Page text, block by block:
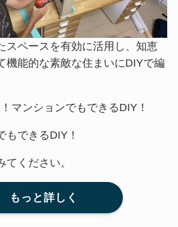
スペースを有効に活用し、知恵
機能的な素敵な住まいにDIYで編
マンションでもできるDIY！
もできるDIY！
ください。
もっと詳しく